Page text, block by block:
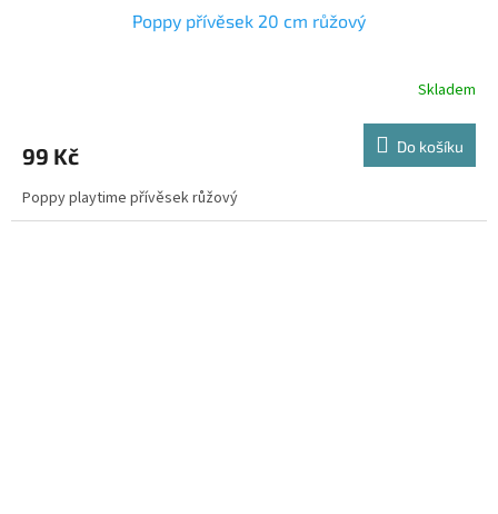
Poppy přívěsek 20 cm růžový
Skladem
99 Kč Do košíku
Poppy playtime přívěsek růžový